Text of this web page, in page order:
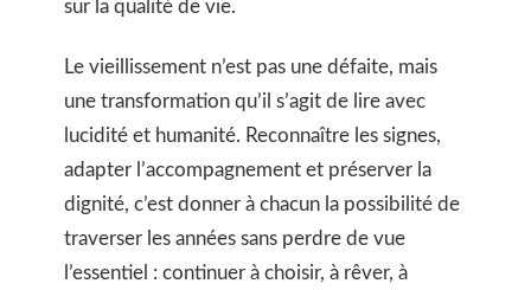
sur la qualité de vie.
Le vieillissement n’est pas une défaite, mais
une transformation qu’il s’agit de lire avec
lucidité et humanité. Reconnaître les signes,
adapter l’accompagnement et préserver la
dignité, c’est donner à chacun la possibilité de
traverser les années sans perdre de vue
l’essentiel : continuer à choisir, à rêver, à